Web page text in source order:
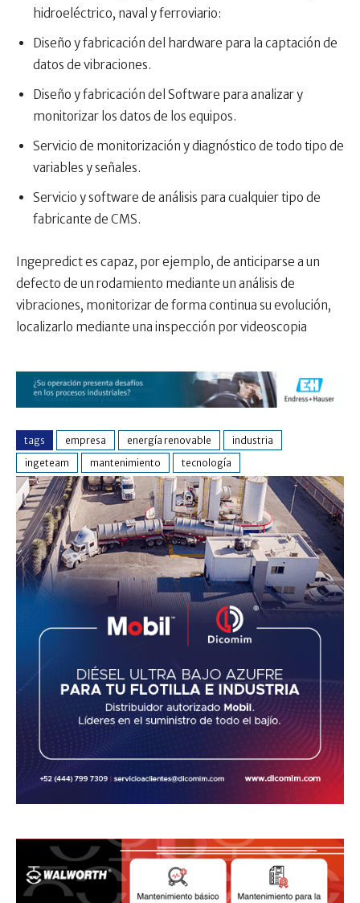
hidroeléctrico, naval y ferroviario:
Diseño y fabricación del hardware para la captación de
datos de vibraciones.
Diseño y fabricación del Software para analizar y
monitorizar los datos de los equipos.
Servicio de monitorización y diagnóstico de todo tipo de
variables y señales.
Servicio y software de análisis para cualquier tipo de
fabricante de CMS.
Ingepredict es capaz, por ejemplo, de anticiparse a un
defecto de un rodamiento mediante un análisis de
vibraciones, monitorizar de forma continua su evolución,
localizarlo mediante una inspección por videoscopia
tags empresa energía renovable
industria
ingeteam
mantenimiento tecnología